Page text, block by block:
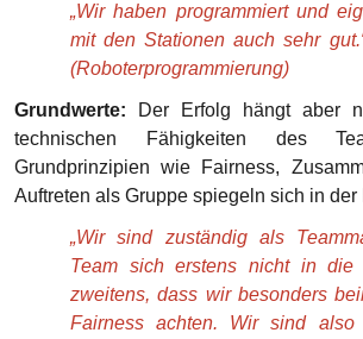
„Wir haben programmiert und
mit den Stationen auch sehr
(Roboterprogrammierung)
Grundwerte:
Der Erfolg hängt aber
technischen Fähigkeiten des
Grundprinzipien wie Fairness,
Auftreten als Gruppe spiegeln sich in der
„Wir sind zuständig als
Team sich erstens nicht in die
zweitens, dass wir besonders
Fairness achten. Wir sind